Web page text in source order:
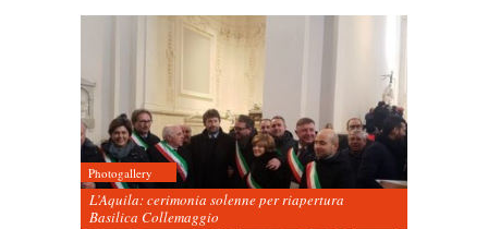
Photogallery
L’Aquila: cerimonia solenne per riapertura
Basilica Collemaggio